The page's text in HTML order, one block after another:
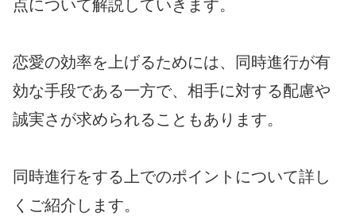
点について解説していきます。
恋愛の効率を上げるためには、同時進行が有
効な手段である一方で、相手に対する配慮や
誠実さが求められることもあります。
同時進行をする上でのポイントについて詳し
くご紹介します。